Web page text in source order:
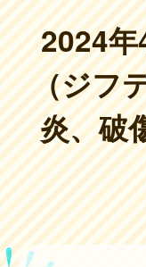
2024
（ジフ
炎、破